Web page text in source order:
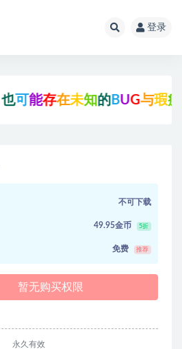
登录
存在未知的BUG与瑕疵，可
不可下载
49.95金币 5折
免费 推荐
暂无购买权限
永久有效